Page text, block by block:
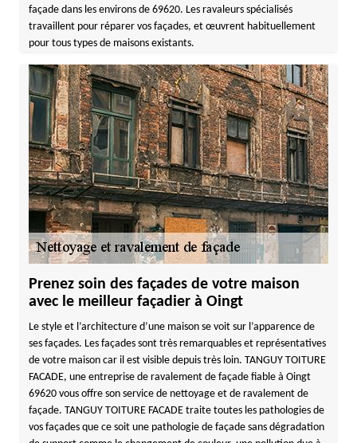
façade dans les environs de 69620. Les ravaleurs spécialisés
travaillent pour réparer vos façades, et œuvrent habituellement
pour tous types de maisons existants.
Prenez soin des façades de votre maison
avec le meilleur façadier à Oingt
Le style et l’architecture d’une maison se voit sur l’apparence de
ses façades. Les façades sont très remarquables et représentatives
de votre maison car il est visible depuis très loin. TANGUY TOITURE
FACADE, une entreprise de ravalement de façade fiable à Oingt
69620 vous offre son service de nettoyage et de ravalement de
façade. TANGUY TOITURE FACADE traite toutes les pathologies de
vos façades que ce soit une pathologie de façade sans dégradation